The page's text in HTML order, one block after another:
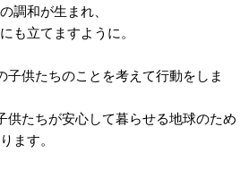
調和が生まれ、
も立てますように。
子供たちのことを考えて行動をしま
供たちが安心して暮らせる地球のため
ます。